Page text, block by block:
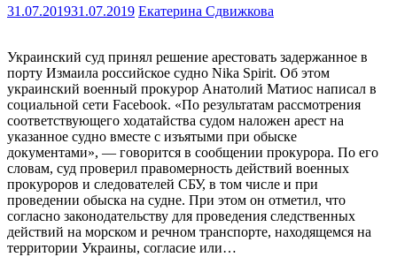
31.07.201931.07.2019 Екатерина Сдвижкова
Украинский суд принял решение арестовать задержанное в
порту Измаила российское судно Nika Spirit. Об этом
украинский военный прокурор Анатолий Матиос написал в
социальной сети Facebook. «По результатам рассмотрения
соответствующего ходатайства судом наложен арест на
указанное судно вместе с изъятыми при обыске
документами», — говорится в сообщении прокурора. По его
словам, суд проверил правомерность действий военных
прокуроров и следователей СБУ, в том числе и при
проведении обыска на судне. При этом он отметил, что
согласно законодательству для проведения следственных
действий на морском и речном транспорте, находящемся на
территории Украины, согласие или…